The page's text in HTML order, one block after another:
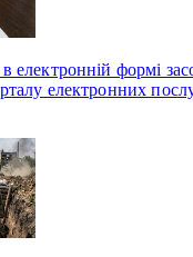
електронній формі
електронних